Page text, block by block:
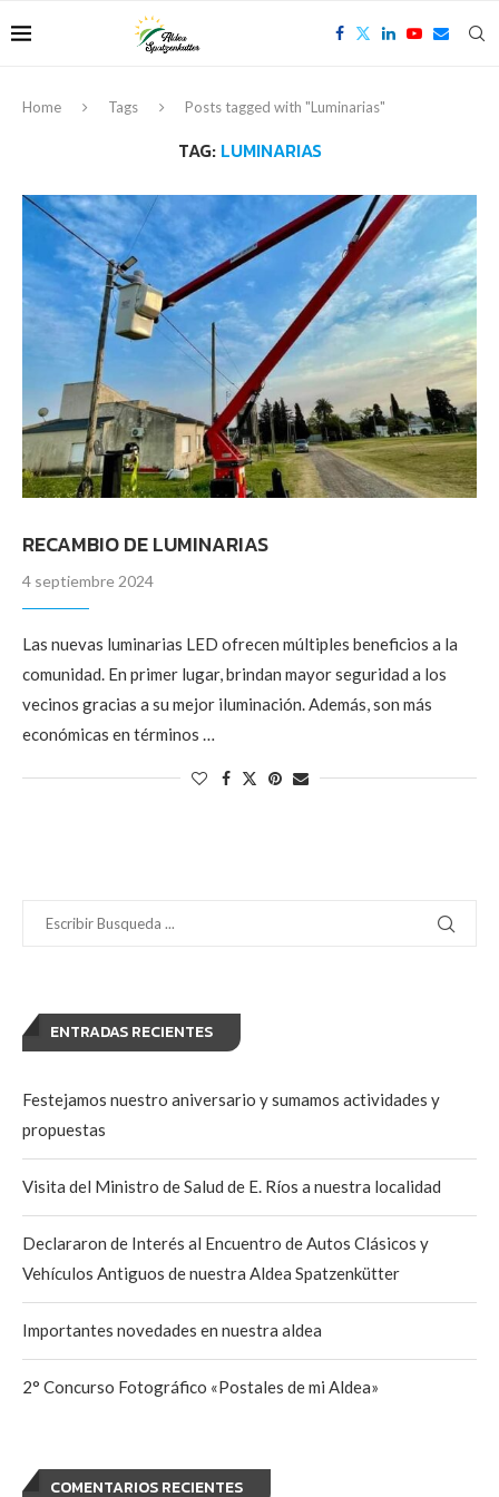
Home Tags Posts tagged with "Luminarias"
TAG: LUMINARIAS
RECAMBIO DE LUMINARIAS
4 septiembre 2024
Las nuevas luminarias LED ofrecen múltiples beneficios a la
comunidad. En primer lugar, brindan mayor seguridad a los
vecinos gracias a su mejor iluminación. Además, son más
económicas en términos …
ENTRADAS RECIENTES
Festejamos nuestro aniversario y sumamos actividades y
propuestas
Visita del Ministro de Salud de E. Ríos a nuestra localidad
Declararon de Interés al Encuentro de Autos Clásicos y
Vehículos Antiguos de nuestra Aldea Spatzenkütter
Importantes novedades en nuestra aldea
2° Concurso Fotográfico «Postales de mi Aldea»
COMENTARIOS RECIENTES